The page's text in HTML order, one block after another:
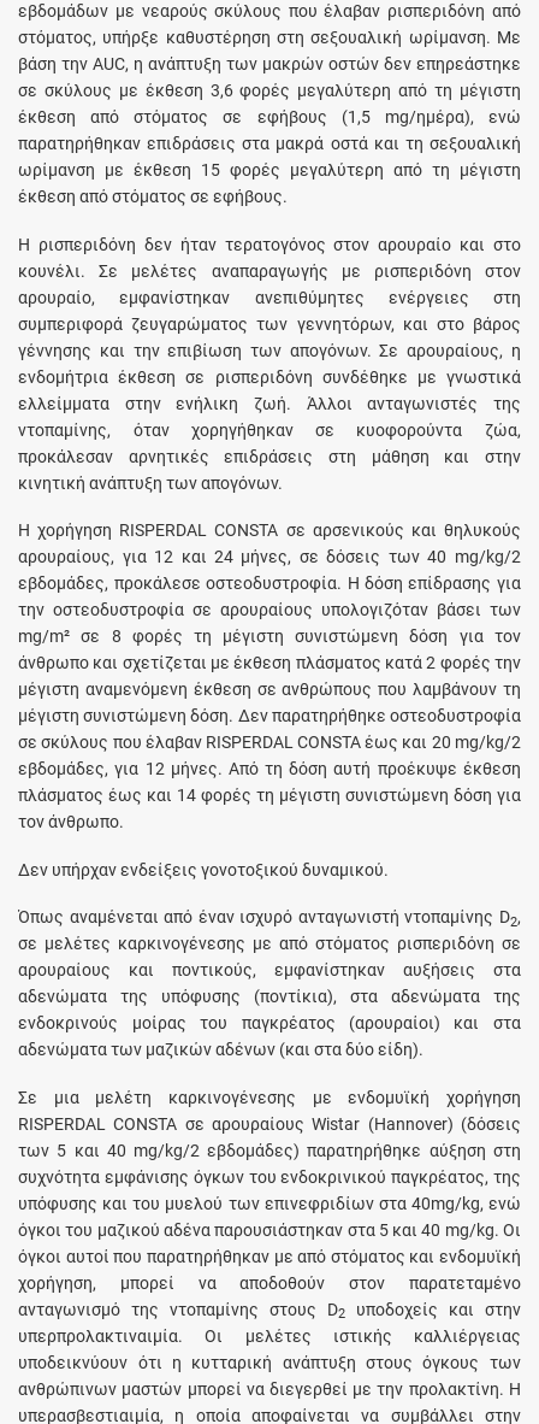
εβδομάδων με νεαρούς σκύλους που έλαβαν ρισπεριδόνη από
στόματος, υπήρξε καθυστέρηση στη σεξουαλική ωρίμανση. Με
βάση την AUC, η ανάπτυξη των μακρών οστών δεν επηρεάστηκε
σε σκύλους με έκθεση 3,6 φορές μεγαλύτερη από τη μέγιστη
έκθεση από στόματος σε εφήβους (1,5 mg/ημέρα), ενώ
παρατηρήθηκαν επιδράσεις στα μακρά οστά και τη σεξουαλική
ωρίμανση με έκθεση 15 φορές μεγαλύτερη από τη μέγιστη
έκθεση από στόματος σε εφήβους.
Η ρισπεριδόνη δεν ήταν τερατογόνος στον αρουραίο και στο
κουνέλι. Σε μελέτες αναπαραγωγής με ρισπεριδόνη στον
αρουραίο, εμφανίστηκαν ανεπιθύμητες ενέργειες στη
συμπεριφορά ζευγαρώματος των γεννητόρων, και στο βάρος
γέννησης και την επιβίωση των απογόνων. Σε αρουραίους, η
ενδομήτρια έκθεση σε ρισπεριδόνη συνδέθηκε με γνωστικά
ελλείμματα στην ενήλικη ζωή. Άλλοι ανταγωνιστές της
ντοπαμίνης, όταν χορηγήθηκαν σε κυοφορούντα ζώα,
προκάλεσαν αρνητικές επιδράσεις στη μάθηση και στην
κινητική ανάπτυξη των απογόνων.
Η χορήγηση RISPERDAL CONSTA σε αρσενικούς και θηλυκούς
αρουραίους, για 12 και 24 μήνες, σε δόσεις των 40 mg/kg/2
εβδομάδες, προκάλεσε οστεοδυστροφία. Η δόση επίδρασης για
την οστεοδυστροφία σε αρουραίους υπολογιζόταν βάσει των
mg/m² σε 8 φορές τη μέγιστη συνιστώμενη δόση για τον
άνθρωπο και σχετίζεται με έκθεση πλάσματος κατά 2 φορές την
μέγιστη αναμενόμενη έκθεση σε ανθρώπους που λαμβάνουν τη
μέγιστη συνιστώμενη δόση. Δεν παρατηρήθηκε οστεοδυστροφία
σε σκύλους που έλαβαν RISPERDAL CONSTA έως και 20 mg/kg/2
εβδομάδες, για 12 μήνες. Από τη δόση αυτή προέκυψε έκθεση
πλάσματος έως και 14 φορές τη μέγιστη συνιστώμενη δόση για
τον άνθρωπο.
Δεν υπήρχαν ενδείξεις γονοτοξικού δυναμικού.
Όπως αναμένεται από έναν ισχυρό ανταγωνιστή ντοπαμίνης D2,
σε μελέτες καρκινογένεσης με από στόματος ρισπεριδόνη σε
αρουραίους και ποντικούς, εμφανίστηκαν αυξήσεις στα
αδενώματα της υπόφυσης (ποντίκια), στα αδενώματα της
ενδοκρινούς μοίρας του παγκρέατος (αρουραίοι) και στα
αδενώματα των μαζικών αδένων (και στα δύο είδη).
Σε μια μελέτη καρκινογένεσης με ενδομυϊκή χορήγηση
RISPERDAL CONSTA σε αρουραίους Wistar (Hannover) (δόσεις
των 5 και 40 mg/kg/2 εβδομάδες) παρατηρήθηκε αύξηση στη
συχνότητα εμφάνισης όγκων του ενδοκρινικού παγκρέατος, της
υπόφυσης και του μυελού των επινεφριδίων στα 40mg/kg, ενώ
όγκοι του μαζικού αδένα παρουσιάστηκαν στα 5 και 40 mg/kg. Οι
όγκοι αυτοί που παρατηρήθηκαν με από στόματος και ενδομυϊκή
χορήγηση, μπορεί να αποδοθούν στον παρατεταμένο
ανταγωνισμό της ντοπαμίνης στους D2υποδοχείς και στην
υπερπρολακτιναιμία. Οι μελέτες ιστικής καλλιέργειας
υποδεικνύουν ότι η κυτταρική ανάπτυξη στους όγκους των
ανθρώπινων μαστών μπορεί να διεγερθεί με την προλακτίνη. Η
υπερασβεστιαιμία, η οποία αποφαίνεται να συμβάλλει στην